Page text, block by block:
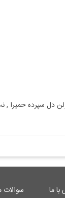
دل سپردهحمیرا ,
ما سوالات